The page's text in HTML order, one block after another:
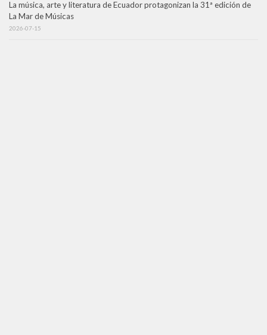
La música, arte y literatura de Ecuador protagonizan la 31ª edición de
La Mar de Músicas
2026-07-15